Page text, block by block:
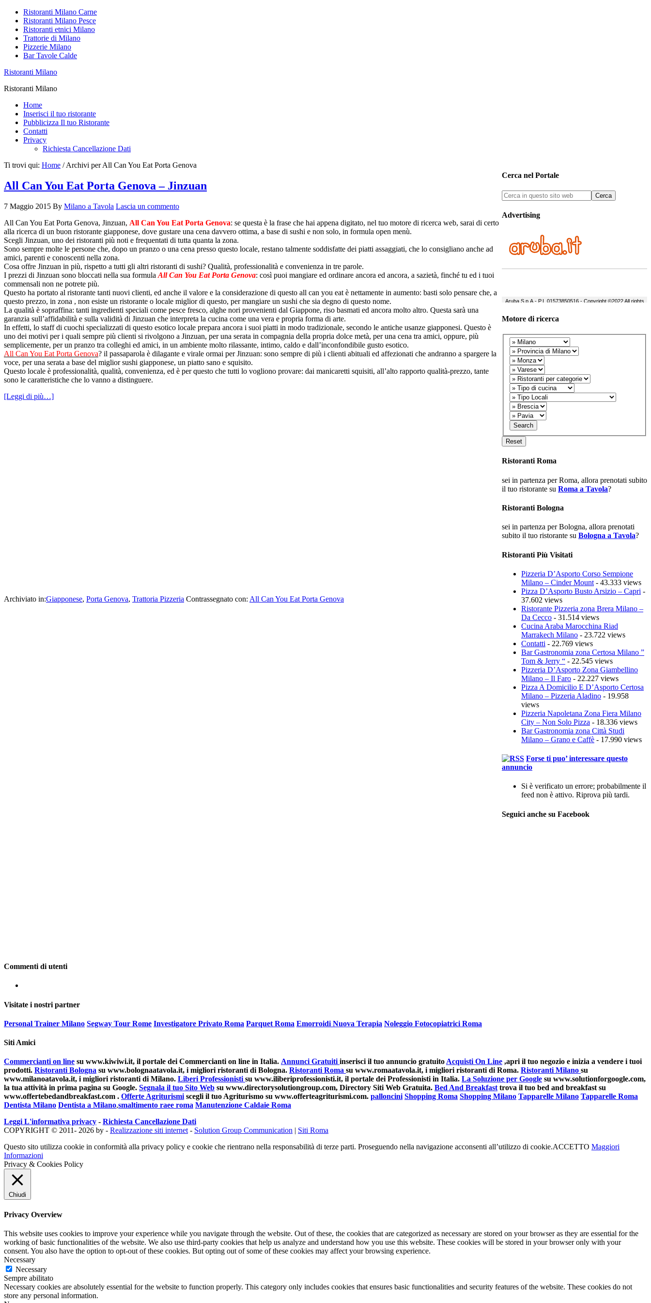
Ristoranti Milano Carne
Ristoranti Milano Pesce
Ristoranti etnici Milano
Trattorie di Milano
Pizzerie Milano
Bar Tavole Calde
Ristoranti Milano
Ristoranti Milano
Home
Inserisci il tuo ristorante
Pubblicizza Il tuo Ristorante
Contatti
Privacy
Richiesta Cancellazione Dati
Ti trovi qui: Home /Archivi per All Can You Eat Porta Genova
All Can You Eat Porta Genova – Jinzuan
7 Maggio 2015 By Milano a Tavola Lascia un commento
All Can You Eat Porta Genova, Jinzuan, All Can You Eat Porta Genova: se questa è la frase che hai appena digitato, nel tuo motore di ricerca web, sarai di certo
alla ricerca di un buon ristorante giapponese, dove gustare una cena davvero ottima, a base di sushi e non solo, in formula open menù.
Scegli Jinzuan, uno dei ristoranti più noti e frequentati di tutta quanta la zona.
Sono sempre molte le persone che, dopo un pranzo o una cena presso questo locale, restano talmente soddisfatte dei piatti assaggiati, che lo consigliano anche ad
amici, parenti e conoscenti nella zona.
Cosa offre Jinzuan in più, rispetto a tutti gli altri ristoranti di sushi? Qualità, professionalità e convenienza in tre parole.
I prezzi di Jinzuan sono bloccati nella sua formula All Can You Eat Porta Genova: così puoi mangiare ed ordinare ancora ed ancora, a sazietà, finché tu ed i tuoi
commensali non ne potrete più.
Questo ha portato al ristorante tanti nuovi clienti, ed anche il valore e la considerazione di questo all can you eat è nettamente in aumento: basti solo pensare che, a
questo prezzo, in zona , non esiste un ristorante o locale miglior di questo, per mangiare un sushi che sia degno di questo nome.
La qualità è sopraffina: tanti ingredienti speciali come pesce fresco, alghe nori provenienti dal Giappone, riso basmati ed ancora molto altro. Questa sarà una
garanzia sull’affidabilità e sulla validità di Jinzuan che interpreta la cucina come una vera e propria forma di arte.
In effetti, lo staff di cuochi specializzati di questo esotico locale prepara ancora i suoi piatti in modo tradizionale, secondo le antiche usanze giapponesi. Questo è
uno dei motivi per i quali sempre più clienti si rivolgono a Jinzuan, per una serata in compagnia della propria dolce metà, per una cena tra amici, oppure, più
semplicemente, per un pranzo tra colleghi ed amici, in un ambiente molto rilassante, intimo, caldo e dall’inconfondibile gusto esotico.
All Can You Eat Porta Genova? il passaparola è dilagante e virale ormai per Jinzuan: sono sempre di più i clienti abituali ed affezionati che andranno a spargere la
voce, per una serata a base del miglior sushi giapponese, un piatto sano e squisito.
Questo locale è professionalità, qualità, convenienza, ed è per questo che tutti lo vogliono provare: dai manicaretti squisiti, all’alto rapporto qualità-prezzo, tante
sono le caratteristiche che lo vanno a distinguere.
[Leggi di più…]
Archiviato in:Giapponese, Porta Genova, Trattoria Pizzeria Contrassegnato con: All Can You Eat Porta Genova
Cerca nel Portale
Advertising
Motore di ricerca
Ristoranti Roma
sei in partenza per Roma, allora prenotati subito
il tuo ristorante su Roma a Tavola?
Ristoranti Bologna
sei in partenza per Bologna, allora prenotati
subito il tuo ristorante su Bologna a Tavola?
Ristoranti Più Visitati
Pizzeria D’Asporto Corso Sempione
Milano – Cinder Mount - 43.333 views
Pizza D’Asporto Busto Arsizio – Capri -
37.602 views
Ristorante Pizzeria zona Brera Milano –
Da Cecco - 31.514 views
Cucina Araba Marocchina Riad
Marrakech Milano - 23.722 views
Contatti - 22.769 views
Bar Gastronomia zona Certosa Milano ”
Tom & Jerry “ - 22.545 views
Pizzeria D’Asporto Zona Giambellino
Milano – Il Faro - 22.227 views
Pizza A Domicilio E D’Asporto Certosa
Milano – Pizzeria Aladino - 19.958
views
Pizzeria Napoletana Zona Fiera Milano
City – Non Solo Pizza - 18.336 views
Bar Gastronomia zona Città Studi
Milano – Grano e Caffè - 17.990 views
Forse ti puo’ interessare questo
annuncio
Si è verificato un errore; probabilmente il
feed non è attivo. Riprova più tardi.
Seguici anche su Facebook
Commenti di utenti
Visitate i nostri partner
Personal Trainer Milano Segway Tour Rome Investigatore Privato Roma Parquet Roma Emorroidi Nuova Terapia Noleggio Fotocopiatrici Roma
Siti Amici
Commercianti on line su www.kiwiwi.it, il portale dei Commercianti on line in Italia. Annunci Gratuitiinserisci il tuo annuncio gratuitoAcquisti On Line ,apri il tuo negozio e inizia a vendere i tuoi
prodotti. Ristoranti Bologna su www.bolognaatavola.it, i migliori ristoranti di Bologna. Ristoranti Roma su www.romaatavola.it, i migliori ristoranti di Roma. Ristoranti Milano su
www.milanoatavola.it, i migliori ristoranti di Milano. Liberi Professionistisu www.iliberiprofessionisti.it, il portale dei Professionisti in Italia. La Soluzione per Google su www.solutionforgoogle.com,
la tua attività in prima pagina su Google. Segnala il tuo Sito Web su www.directorysolutiongroup.com, Directory Siti Web Gratuita. Bed And Breakfasttrova il tuo bed and breakfast su
www.offertebedandbreakfast.com . Offerte Agriturismiscegli il tuo Agriturismo su www.offerteagriturismi.com. palloncini Shopping Roma Shopping Milano Tapparelle Milano Tapparelle Roma
Dentista Milano Dentista a Milano,smaltimento raee roma Manutenzione Caldaie Roma
Leggi L'informativa privacy - Richiesta Cancellazione Dati
COPYRIGHT © 2011- 2026 by - Realizzazione siti internet- Solution Group Communication | Siti Roma
Questo sito utilizza cookie in conformità alla privacy policy e cookie che rientrano nella responsabilità di terze parti. Proseguendo nella navigazione acconsenti all’utilizzo di cookie.ACCETTO Maggiori
Informazioni
Privacy & Cookies Policy
Chiudi
Privacy Overview
This website uses cookies to improve your experience while you navigate through the website. Out of these, the cookies that are categorized as necessary are stored on your browser as they are essential for the
working of basic functionalities of the website. We also use third-party cookies that help us analyze and understand how you use this website. These cookies will be stored in your browser only with your
consent. You also have the option to opt-out of these cookies. But opting out of some of these cookies may affect your browsing experience.
Necessary
Necessary
Sempre abilitato
Necessary cookies are absolutely essential for the website to function properly. This category only includes cookies that ensures basic functionalities and security features of the website. These cookies do not
store any personal information.